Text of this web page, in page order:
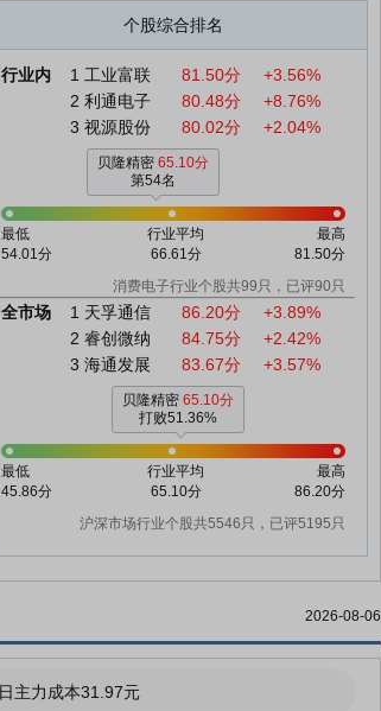
个股综合排名
行业内 1 工业富联 81.50分
+3.56%
2 利通电子 80.48分
+8.76%
3 视源股份 80.02分 +2.04%
贝隆精密 65.10分
第54名
最低
54.01分
行业平均
66.61分
最高
81.50分
消费电子行业个股共99只，已评90只
全市场 1 天孚通信 86.20分
+3.89%
2 睿创微纳 84.75分
+2.42%
3 海通发展 83.67分 +3.57%
贝隆精密 65.10分
打败51.36%
最低
45.86分
行业平均
65.10分
最高
86.20分
沪深市场行业个股共5546只，已评5195只
2026-08-06
主力成本31.97元